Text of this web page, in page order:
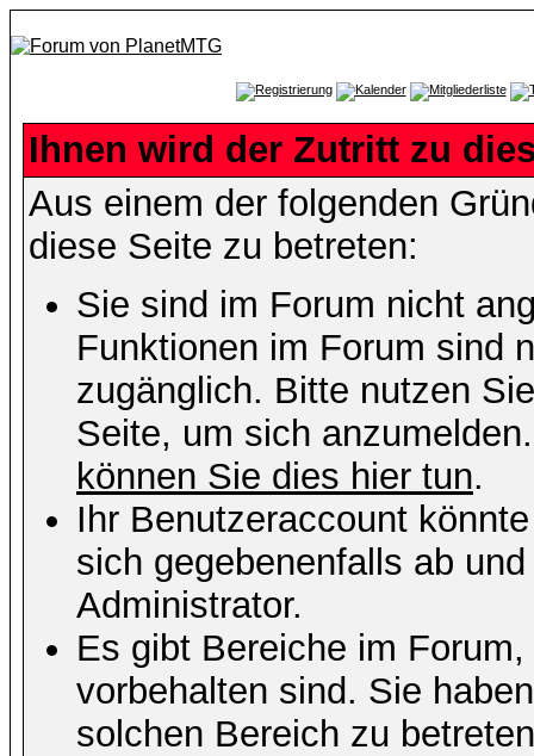
Ihnen wird der Zutritt zu
Aus einem der folgenden
diese Seite zu betreten:
Sie sind im Forum nicht
Funktionen im Forum sind
zugänglich. Bitte nutzen
Seite, um sich
können Sie dies hier tun.
Ihr Benutzeraccount
sich gegebenenfalls ab
Administrator.
Es gibt Bereiche im
vorbehalten sind. Sie
solchen Bereich zu